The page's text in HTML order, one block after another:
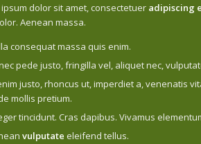
dolor sit amet, consectetuer adipiscing
Aenean massa.
consequat massa quis enim.
pede justo, fringilla vel, aliquet nec,
justo, rhoncus ut, imperdiet a, venenatis
mollis pretium.
tincidunt. Cras dapibus. Vivamus
vulputate eleifend tellus.